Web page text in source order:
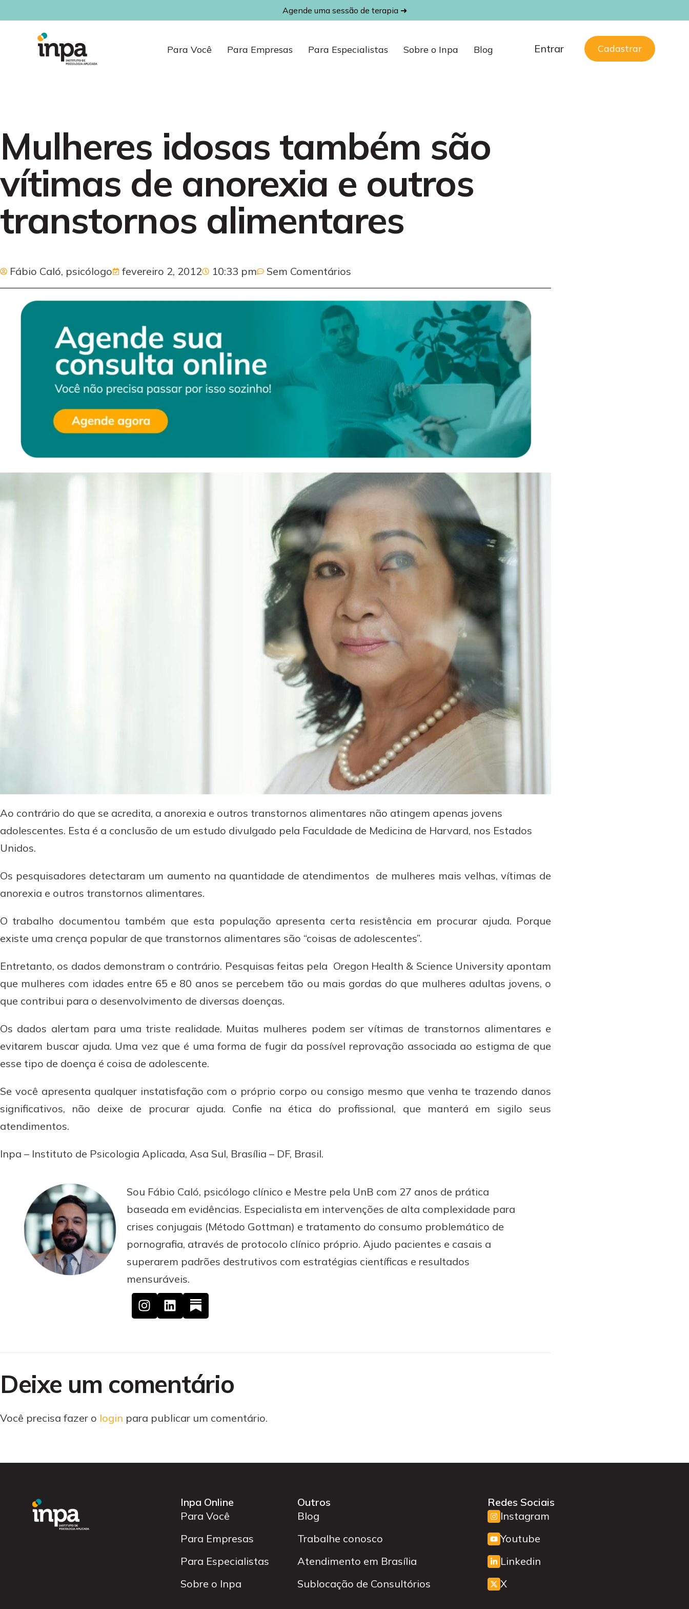
Agende uma sessão de terapia ➜
Para Você Para Empresas Para Especialistas Sobre o Inpa Blog Entrar Cadastrar
Mulheres idosas também são
vítimas de anorexia e outros
transtornos alimentares
Fábio Caló, psicólogo fevereiro 2, 2012 10:33 pm Sem Comentários
Ao contrário do que se acredita, a anorexia e outros transtornos alimentares não atingem apenas jovens
adolescentes. Esta é a conclusão de um estudo divulgado pela Faculdade de Medicina de Harvard, nos Estados
Unidos.
Os pesquisadores detectaram um aumento na quantidade de atendimentos de mulheres mais velhas, vítimas de
anorexia e outros transtornos alimentares.
O trabalho documentou também que esta população apresenta certa resistência em procurar ajuda. Porque
existe uma crença popular de que transtornos alimentares são “coisas de adolescentes”.
Entretanto, os dados demonstram o contrário. Pesquisas feitas pela Oregon Health & Science University apontam
que mulheres com idades entre 65 e 80 anos se percebem tão ou mais gordas do que mulheres adultas jovens, o
que contribui para o desenvolvimento de diversas doenças.
Os dados alertam para uma triste realidade. Muitas mulheres podem ser vítimas de transtornos alimentares e
evitarem buscar ajuda. Uma vez que é uma forma de fugir da possível reprovação associada ao estigma de que
esse tipo de doença é coisa de adolescente.
Se você apresenta qualquer instatisfação com o próprio corpo ou consigo mesmo que venha te trazendo danos
significativos, não deixe de procurar ajuda. Confie na ética do profissional, que manterá em sigilo seus
atendimentos.
Inpa – Instituto de Psicologia Aplicada, Asa Sul, Brasília – DF, Brasil.
Sou Fábio Caló, psicólogo clínico e Mestre pela UnB com 27 anos de prática
baseada em evidências. Especialista em intervenções de alta complexidade para
crises conjugais (Método Gottman) e tratamento do consumo problemático de
pornografia, através de protocolo clínico próprio. Ajudo pacientes e casais a
superarem padrões destrutivos com estratégias científicas e resultados
mensuráveis.
Deixe um comentário
Você precisa fazer o login para publicar um comentário.
Inpa Online
Para Você
Para Empresas
Para Especialistas
Sobre o Inpa
Outros
Blog
Trabalhe conosco
Atendimento em Brasília
Sublocação de Consultórios
Redes Sociais
Instagram
Youtube
Linkedin
X